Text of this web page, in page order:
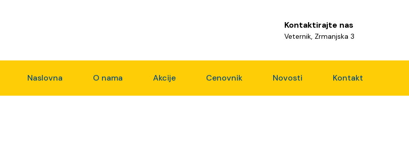
Kontaktirajte nas
Veternik, Zrmanjska 3
Naslovna O nama Akcije Cenovnik Novosti Kontakt